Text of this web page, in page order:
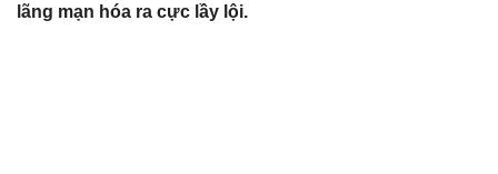
lãng mạn hóa ra cực lầy lội.